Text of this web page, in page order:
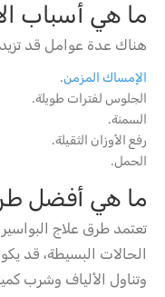
ما هي أسباب
هناك عدة عوامل قد تزيد
الإمساك المزمن.
الجلوس لفترات طويلة.
السمنة.
رفع الأوزان الثقيلة.
الحمل.
ما هي أفضل
تعتمد طرق علاج
الحالات البسيطة، قد
وتناول الألياف وشرب